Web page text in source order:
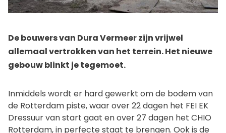
De bouwers van Dura Vermeer zijn vrijwel
allemaal vertrokken van het terrein. Het nieuwe
gebouw blinkt je tegemoet.
Inmiddels wordt er hard gewerkt om de bodem van
de Rotterdam piste, waar over 22 dagen het FEI EK
Dressuur van start gaat en over 27 dagen het CHIO
Rotterdam, in perfecte staat te brengen. Ook is de